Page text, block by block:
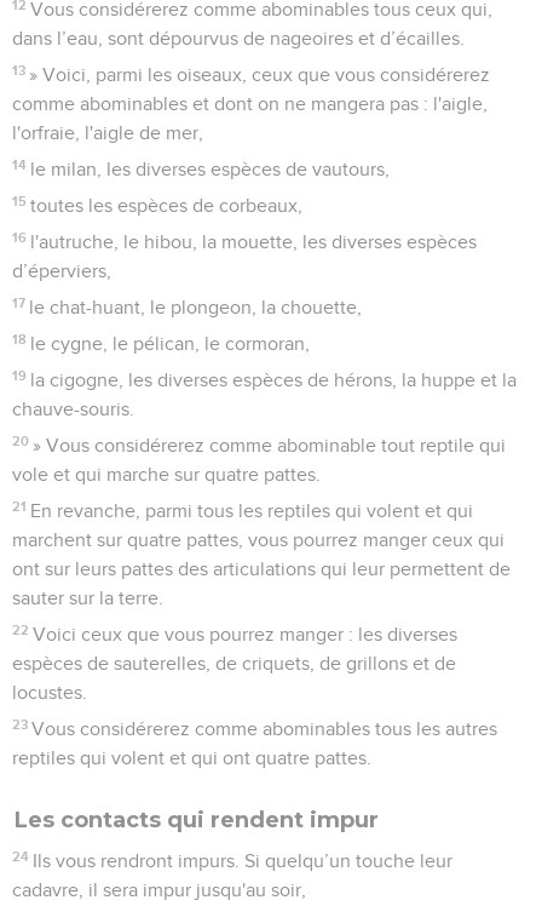
12 Vous considérerez comme abominables tous ceux qui,
dans l’eau, sont dépourvus de nageoires et d’écailles.
13 » Voici, parmi les oiseaux, ceux que vous considérerez
comme abominables et dont on ne mangera pas : l'aigle,
l'orfraie, l'aigle de mer,
14 le milan, les diverses espèces de vautours,
15 toutes les espèces de corbeaux,
16 l'autruche, le hibou, la mouette, les diverses espèces
d’éperviers,
17 le chat-huant, le plongeon, la chouette,
18 le cygne, le pélican, le cormoran,
19 la cigogne, les diverses espèces de hérons, la huppe et la
chauve-souris.
20 » Vous considérerez comme abominable tout reptile qui
vole et qui marche sur quatre pattes.
21 En revanche, parmi tous les reptiles qui volent et qui
marchent sur quatre pattes, vous pourrez manger ceux qui
ont sur leurs pattes des articulations qui leur permettent de
sauter sur la terre.
22 Voici ceux que vous pourrez manger : les diverses
espèces de sauterelles, de criquets, de grillons et de
locustes.
23 Vous considérerez comme abominables tous les autres
reptiles qui volent et qui ont quatre pattes.
Les contacts qui rendent impur
24 Ils vous rendront impurs. Si quelqu’un touche leur
cadavre, il sera impur jusqu'au soir,